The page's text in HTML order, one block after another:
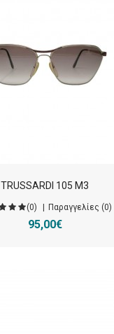
TRUSSARDI 105 M3
(0) Παραγγελίες (0)
95,00€